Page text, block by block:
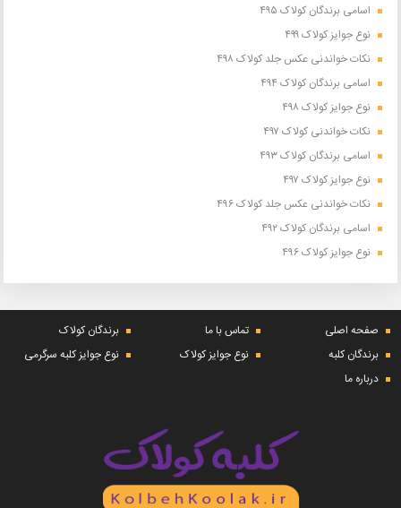
اسامی برندگان کولاک ۴۹۵
نوع جوایز کولاک ۴۹۹
نکات خواندنی عکس جلد کولاک ۴۹۸
اسامی برندگان کولاک ۴۹۴
نوع جوایز کولاک ۴۹۸
نکات خواندنی کولاک ۴۹۷
اسامی برندگان کولاک ۴۹۳
نوع جوایز کولاک ۴۹۷
نکات خواندنی عکس جلد کولاک ۴۹۶
اسامی برندگان کولاک ۴۹۲
نوع جوایز کولاک ۴۹۶
صفحه اصلی تماس با ما
برندگان کولاک
برندگان کلبه
نوع جوایز کولاک
نوع جوایز کلبه سرگرمی
درباره ما